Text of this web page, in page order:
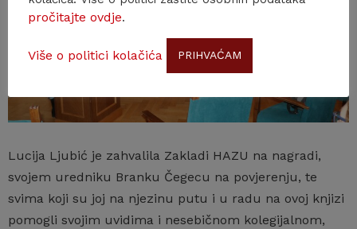
Lucija Ljubić je zahvalila Zakladi HAZU na nagradi,
svojem uredniku Branku Čegecu na povjerenju, te
svima koji su joj na njezinu putu i u radu na ovoj knjizi
pomogli svojim uvidima i nesebičnom kolegijalnom,
pročitajte ovdje.
Više o politici kolačića PRIHVAĆAM